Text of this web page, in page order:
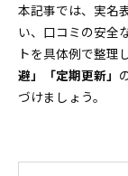
本記事では、実名
い、口コミの安全
トを具体例で整理
避」「定期更新」
づけましょう。